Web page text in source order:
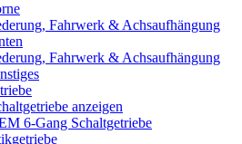
Fahrwerk & Achsaufhängung
Fahrwerk & Achsaufhängung
anzeigen
6-Gang Schaltgetriebe